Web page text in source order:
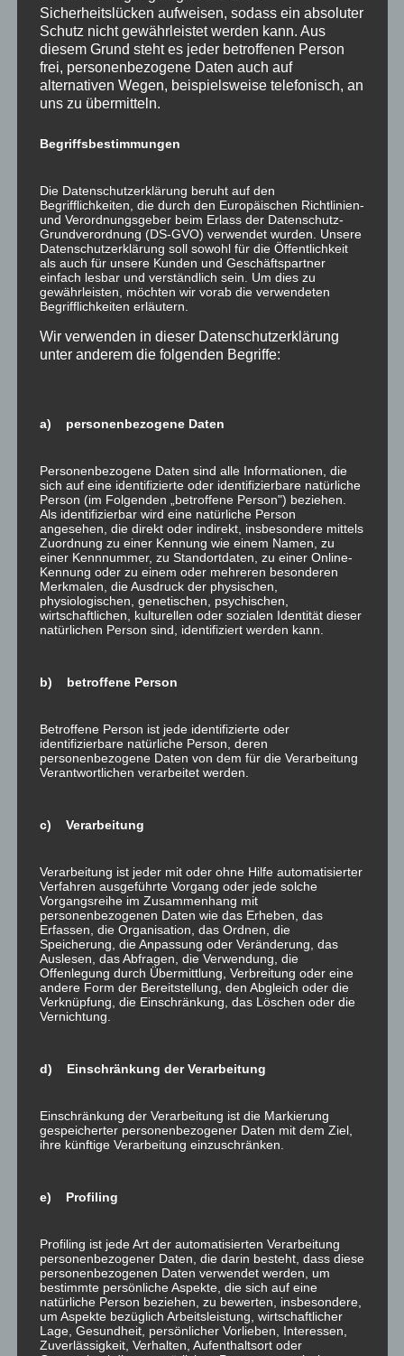
oder des Orts des mutmaßlichen Verstoßes zu. Das
Beschwerderecht besteht unbeschadet anderweitiger
verwaltungsrechtlicher oder gerichtlicher Rechtsbehelfe.
Recht auf Daten­übertrag­barkeit
Sie haben das Recht, Daten, die wir auf Grundlage Ihrer
automatisiert verarbeiten, an sich oder an einen Dritten
aushändigen zu lassen. Sofern Sie die direkte
Übertragung der Daten an einen anderen
Verantwortlichen verlangen, erfolgt dies nur, soweit es
technisch machbar ist.
SSL- bzw. TLS-Verschlüsselung
Schutz der Übertragung vertraulicher Inhalte, wie zum
Beispiel Bestellungen oder Anfragen, die Sie an uns als
erkennen Sie daran, dass die Adresszeile des Browsers
Symbol in Ihrer Browserzeile.
Wenn die SSL- bzw. TLS-Verschlüsselung aktiviert ist,
können die Daten, die Sie an uns übermitteln, nicht von
Dritten mitgelesen werden.
Auskunft, Löschung und
Berichtigung
Sie haben im Rahmen der geltenden gesetzlichen
Daten, deren Herkunft und Empfänger und den Zweck
Berichtigung oder Löschung dieser Daten. Hierzu sowie
zu weiteren Fragen zum Thema personenbezogene
Daten können Sie sich jederzeit an uns wenden.
Verarbeitung
Verarbeitung Ihrer personenbezogenen Daten zu
verlangen. Hierzu können Sie sich jederzeit an uns
wenden. Das Recht auf Einschränkung der Verarbeitung
besteht in folgenden Fällen:
Wenn Sie die Richtigkeit Ihrer bei uns gespeicherten
personenbezogenen Daten bestreiten, benötigen wir
in der Regel Zeit, um dies zu überprüfen. Für die
Einschränkung der Verarbeitung Ihrer
Wenn die Verarbeitung Ihrer personenbezogenen
Daten unrechtmäßig geschah/geschieht, können Sie
statt der Löschung die Einschränkung der
Wenn wir Ihre personenbezogenen Daten nicht mehr
oder Geltendmachung von Rechtsansprüchen
benötigen, haben Sie das Recht, statt der Löschung
die Einschränkung der Verarbeitung Ihrer
personenbezogenen Daten zu verlangen.
Wenn Sie einen Widerspruch nach Art. 21 Abs. 1
Sicherheitslücken aufweisen, sodass ein absoluter
Schutz nicht gewährleistet werden kann. Aus
diesem Grund steht es jeder betroffenen Person
frei, personenbezogene Daten auch auf
alternativen Wegen, beispielsweise telefonisch, an
uns zu übermitteln.
Begriffsbestimmungen
Die Datenschutzerklärung beruht auf den
Begrifflichkeiten, die durch den Europäischen Richtlinien-
und Verordnungsgeber beim Erlass der Datenschutz-
Grundverordnung (DS-GVO) verwendet wurden. Unsere
Datenschutzerklärung soll sowohl für die Öffentlichkeit
als auch für unsere Kunden und Geschäftspartner
einfach lesbar und verständlich sein. Um dies zu
gewährleisten, möchten wir vorab die verwendeten
Begrifflichkeiten erläutern.
Wir verwenden in dieser Datenschutzerklärung
unter anderem die folgenden Begriffe:
a) personenbezogene Daten
Personenbezogene Daten sind alle Informationen, die
sich auf eine identifizierte oder identifizierbare natürliche
Person (im Folgenden „betroffene Person") beziehen.
Als identifizierbar wird eine natürliche Person
angesehen, die direkt oder indirekt, insbesondere mittels
Zuordnung zu einer Kennung wie einem Namen, zu
einer Kennnummer, zu Standortdaten, zu einer Online-
Kennung oder zu einem oder mehreren besonderen
Merkmalen, die Ausdruck der physischen,
physiologischen, genetischen, psychischen,
wirtschaftlichen, kulturellen oder sozialen Identität dieser
natürlichen Person sind, identifiziert werden kann.
b) betroffene Person
Betroffene Person ist jede identifizierte oder
identifizierbare natürliche Person, deren
personenbezogene Daten von dem für die Verarbeitung
Verantwortlichen verarbeitet werden.
c) Verarbeitung
Verarbeitung ist jeder mit oder ohne Hilfe automatisierter
Verfahren ausgeführte Vorgang oder jede solche
Vorgangsreihe im Zusammenhang mit
personenbezogenen Daten wie das Erheben, das
Erfassen, die Organisation, das Ordnen, die
Speicherung, die Anpassung oder Veränderung, das
Auslesen, das Abfragen, die Verwendung, die
Offenlegung durch Übermittlung, Verbreitung oder eine
andere Form der Bereitstellung, den Abgleich oder die
Verknüpfung, die Einschränkung, das Löschen oder die
Vernichtung.
d) Einschränkung der Verarbeitung
Einschränkung der Verarbeitung ist die Markierung
gespeicherter personenbezogener Daten mit dem Ziel,
ihre künftige Verarbeitung einzuschränken.
e) Profiling
Profiling ist jede Art der automatisierten Verarbeitung
personenbezogener Daten, die darin besteht, dass diese
personenbezogenen Daten verwendet werden, um
bestimmte persönliche Aspekte, die sich auf eine
natürliche Person beziehen, zu bewerten, insbesondere,
um Aspekte bezüglich Arbeitsleistung, wirtschaftlicher
Lage, Gesundheit, persönlicher Vorlieben, Interessen,
Zuverlässigkeit, Verhalten, Aufenthaltsort oder